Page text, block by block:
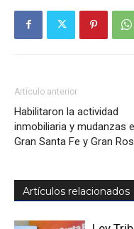
Artículo anterior
Habilitaron la actividad
inmobiliaria y mudanzas
Gran Santa Fe y Gran
Artículos relacionados